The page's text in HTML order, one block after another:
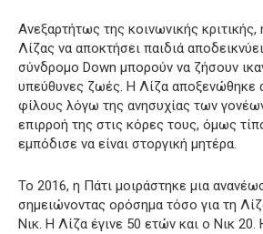
Ανεξαρτήτως της κοινωνικής
Λίζας να αποκτήσει παιδιά
σύνδρομο Down μπορούν να ζήσουν
υπεύθυνες ζωές. Η Λίζα αποξενώθηκε
φίλους λόγω της ανησυχίας των
επιρροή της στις κόρες τους, όμως
εμπόδισε να είναι στοργική μητέρα.
Το 2016, η Πάτι μοιράστηκε μια
σημειώνοντας ορόσημα τόσο για τη
Νικ. Η Λίζα έγινε 50 ετών και ο Νικ